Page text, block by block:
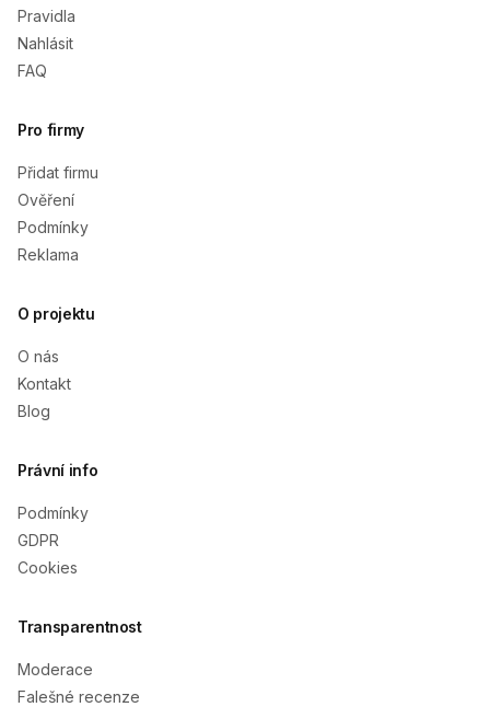
Pravidla
Nahlásit
FAQ
Pro firmy
Přidat firmu
Ověření
Podmínky
Reklama
O projektu
O nás
Kontakt
Blog
Právní info
Podmínky
GDPR
Cookies
Transparentnost
Moderace
Falešné recenze